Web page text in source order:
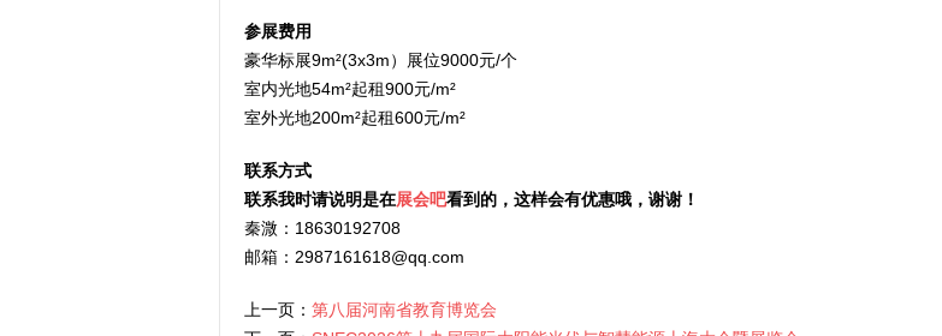
参展费用
豪华标展9m²(3x3m）展位9000元/个
室内光地54m²起租900元/m²
室外光地200m²起租600元/m²
联系方式
联系我时请说明是在展会吧看到的，这样会有优惠哦，谢谢！
秦溦：18630192708
邮箱：2987161618@qq.com
上一页： 第八届河南省教育博览会